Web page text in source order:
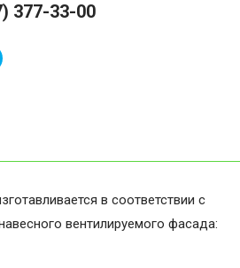
377-33-00
в соответствии с
вентилируемого фасада: